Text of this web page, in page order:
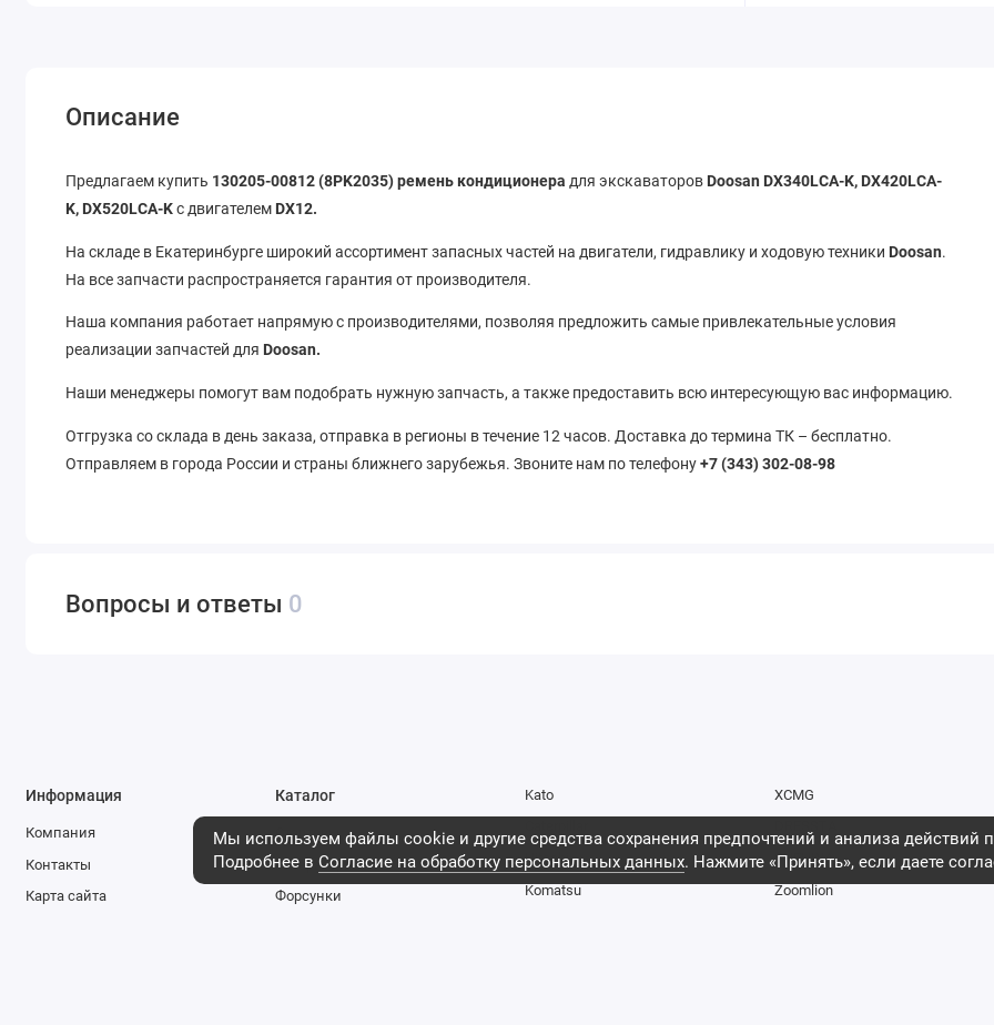
Описание
Предлагаем купить 130205-00812 (8PK2035) ремень кондиционера для экскаваторов Doosan DX340LCA-K, DX420LCA-
K, DX520LCA-Kс двигателем DX12.
На складе в Екатеринбурге широкий ассортимент запасных частей на двигатели, гидравлику и ходовую техники Doosan.
На все запчасти распространяется гарантия от производителя.
Наша компания работает напрямую с производителями, позволяя предложить самые привлекательные условия
реализации запчастей для Doosan.
Наши менеджеры помогут вам подобрать нужную запчасть, а также предоставить всю интересующую вас информацию.
Отгрузка со склада в день заказа, отправка в регионы в течение 12 часов. Доставка до термина ТК – бесплатно.
Отправляем в города России и страны ближнего зарубежья. Звоните нам по телефону+7 (343) 302-08-98
Вопросы и ответы 0
Мы используем файлы cookie и другие средства сохранения предпочтений и анализа действий
Подробнее в Согласие на обработку персональных данных. Нажмите «Принять», если даете
Информация
Компания
Контакты
Карта сайта
Каталог
Стартеры
Генераторы
Форсунки
Kato
Hitachi
Komatsu
XCMG
SHEHWA
Zoomlion